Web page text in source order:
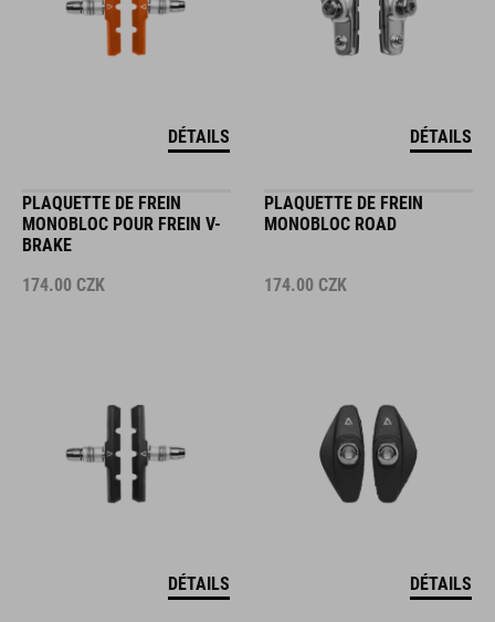
DÉTAILS DÉTAILS
PLAQUETTE DE FREIN
MONOBLOC POUR FREIN V-
BRAKE
174.00 CZK
DÉTAILS
PLAQUETTE DE FREIN
MONOBLOC ROAD
174.00 CZK
DÉTAILS